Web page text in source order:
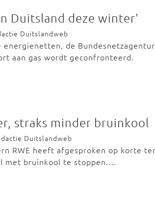
Duitsland deze winter'
Duitslandweb
de
aan gas wordt geconfronteerd.
straks minder bruinkool
Duitslandweb
RWE heeft afgesproken op korte
met bruinkool te stoppen.…